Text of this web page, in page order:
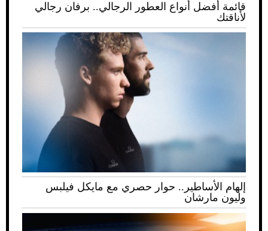
قائمة أفضل أنواع العطور الرجالي.. برفان رجالي
لأناقتك
إلهام الأساطير.. حوار حصري مع مايكل فيلبس
وليون مارشان